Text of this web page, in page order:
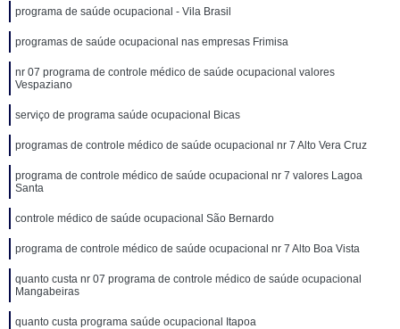
programa de saúde ocupacional - Vila Brasil
programas de saúde ocupacional nas empresas Frimisa
nr 07 programa de controle médico de saúde ocupacional valores
Vespaziano
serviço de programa saúde ocupacional Bicas
programas de controle médico de saúde ocupacional nr 7 Alto Vera Cruz
programa de controle médico de saúde ocupacional nr 7 valores Lagoa
Santa
controle médico de saúde ocupacional São Bernardo
programa de controle médico de saúde ocupacional nr 7 Alto Boa Vista
quanto custa nr 07 programa de controle médico de saúde ocupacional
Mangabeiras
quanto custa programa saúde ocupacional Itapoa